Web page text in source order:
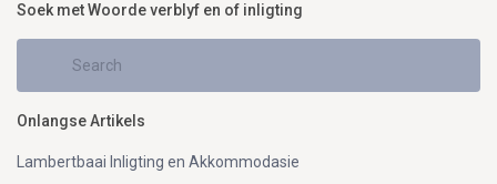
Soek met Woorde verblyf en of inligting
Onlangse Artikels
Lambertbaai Inligting en Akkommodasie